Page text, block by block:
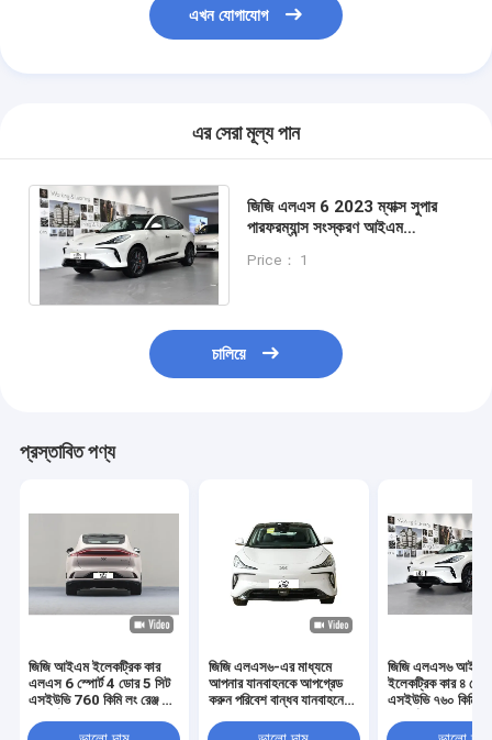
এখন যোগাযোগ
এর সেরা মূল্য পান
জিজি এলএস 6 2023 ম্যাক্স সুপার
পারফরম্যান্স সংস্করণ আইএম
মাঝারি এবং বড় এসইউভি
Price： 1
চালিয়ে
প্রস্তাবিত পণ্য
জিজি আইএম ইলেকট্রিক কার
এলএস 6 স্পোর্ট 4 ডোর 5 সিট
এসইউভি 760 কিমি লং রেঞ্জ নিউ
প্রাপ্তবয়স্কদের জন্য
জিজি এলএস৬-এর মাধ্যমে
আপনার যানবাহনকে আপগ্রেড
করুন পরিবেশ বান্ধব যানবাহনের
জিজি এলএস৬ আইএম
ইলেকট্রিক কার ৪
এসইউভি ৭৬০ কিমি লং